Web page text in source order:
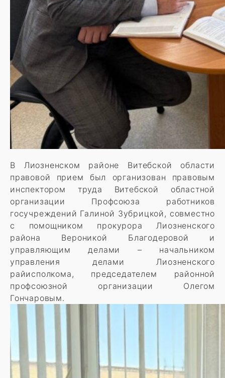
В Лиозненском районе Витебской области
правовой прием был организован правовым
инспектором труда Витебской областной
организации Профсоюза работников
госучреждений Галиной Зубрицкой, совместно
с помощником прокурора Лиозненского
района Вероникой Благодеровой и
управляющим делами – начальником
управления делами Лиозненского
райисполкома, председателем районной
профсоюзной организации Олегом
Гончаровым.